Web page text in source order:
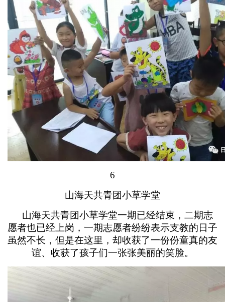
6
山海天共青团小草学堂
山海天共青团小草学堂一期已经结束，二期志
愿者也已经上岗，一期志愿者纷纷表示支教的日子
虽然不长，但是在这里，却收获了一份份童真的友
谊、收获了孩子们一张张美丽的笑脸。